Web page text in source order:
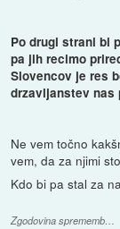
Po drugi strani bi
pa jih recimo
Slovencov je res
drzavljanstev nas
Ne vem točno
vem, da za njimi
Kdo bi pa stal za
Zgodovina sprememb…